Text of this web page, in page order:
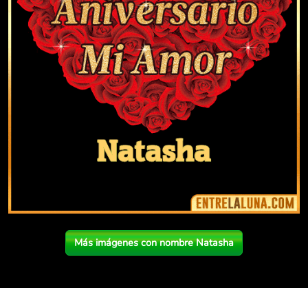
Más imágenes con nombre Natasha